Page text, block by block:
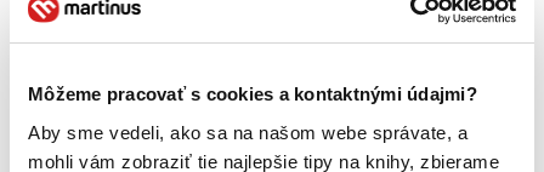
Môžeme pracovať s cookies a kontaktnými údajmi?
Aby sme vedeli, ako sa na našom webe správate, a
mohli vám zobraziť tie najlepšie tipy na knihy, zbierame
Svoboda (1 titul)
Zoradiť